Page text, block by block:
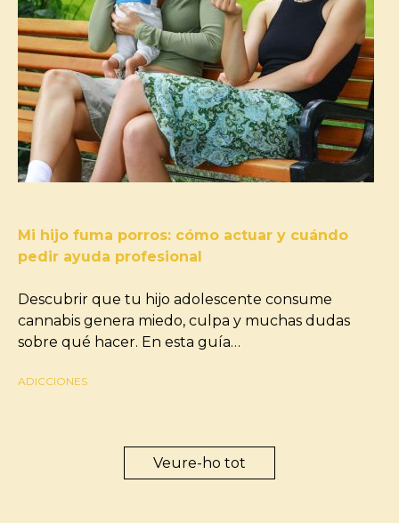
Mi hijo fuma porros: cómo actuar y cuándo
pedir ayuda profesional
Descubrir que tu hijo adolescente consume
cannabis genera miedo, culpa y muchas dudas
sobre qué hacer. En esta guía…
ADICCIONES
Veure-ho tot